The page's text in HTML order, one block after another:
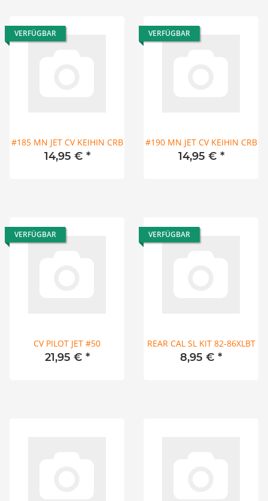
VERFÜGBAR
#185 MN JET CV KEIHIN CRB
14,95 € *
VERFÜGBAR
#190 MN JET CV KEIHIN CRB
14,95 € *
VERFÜGBAR
CV PILOT JET #50
21,95 € *
VERFÜGBAR
REAR CAL SL KIT 82-86XLBT
8,95 € *